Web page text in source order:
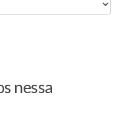
nessa